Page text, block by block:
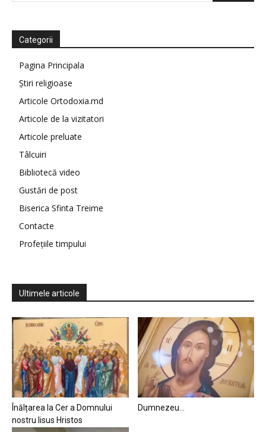
Categorii
Pagina Principala
Știri religioase
Articole Ortodoxia.md
Articole de la vizitatori
Articole preluate
Tâlcuiri
Bibliotecă video
Gustări de post
Biserica Sfinta Treime
Contacte
Profețiile timpului
Ultimele articole
Înălțarea la Cer a Domnului
nostru Iisus Hristos
Dumnezeu…